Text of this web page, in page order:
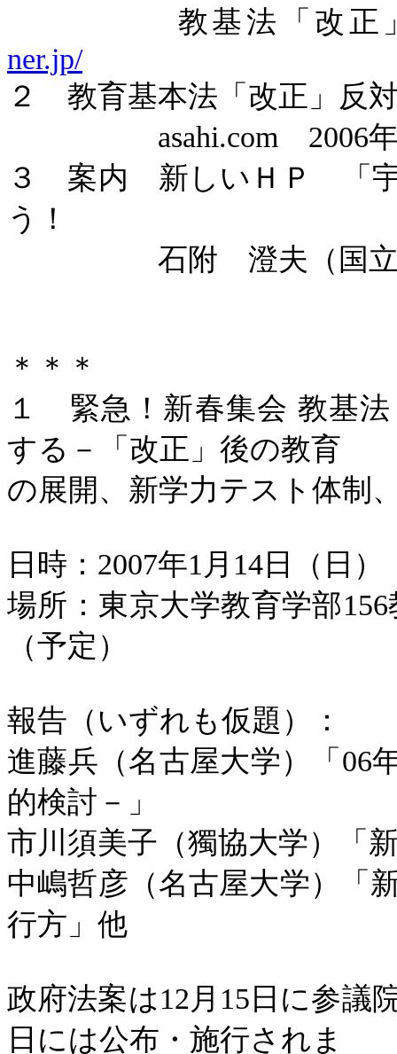
教基法「改正」
ner.jp/
２ 教育基本法「改正」反
asahi.com
2006
３ 案内 新しいＨＰ 「宇
う！
石附 澄夫（国立天
＊＊＊
１ 緊急！新春集会 教基
する－「改正」後の教育
の展開、新学力テスト体制
日時： 2007年1 月 14日（日
場所：東京大学教育学部156
（予定）
報告（いずれも仮題）：
進藤兵（名古屋大学）「 06
的検討－」
市川須美子（獨協大学）「
中嶋哲彦（名古屋大学）「
行方」他
政府法案は12月 15 日に参議
日には公布・施行されま